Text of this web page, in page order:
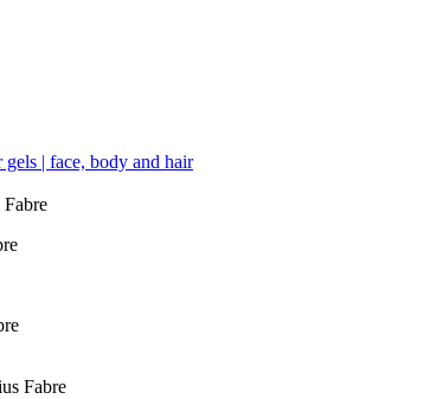
gels | face, body and hair